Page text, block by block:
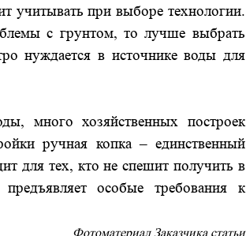
учитывать при выборе технологии.
с грунтом, то лучше выбрать
нуждается в источнике воды для
много хозяйственных построек
ручная копка – единственный
для тех, кто не спешит получить в
особые требования к
Фотоматериал Заказчика статьи